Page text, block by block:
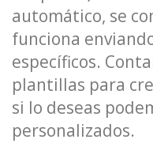
automático, se
funciona
específicos.
plantillas para
si lo deseas
personalizados.